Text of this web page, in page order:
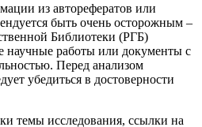
из авторефератов или
быть очень осторожным –
Библиотеки (РГБ)
работы или документы с
Перед анализом
убедиться в достоверности
темы исследования, ссылки на